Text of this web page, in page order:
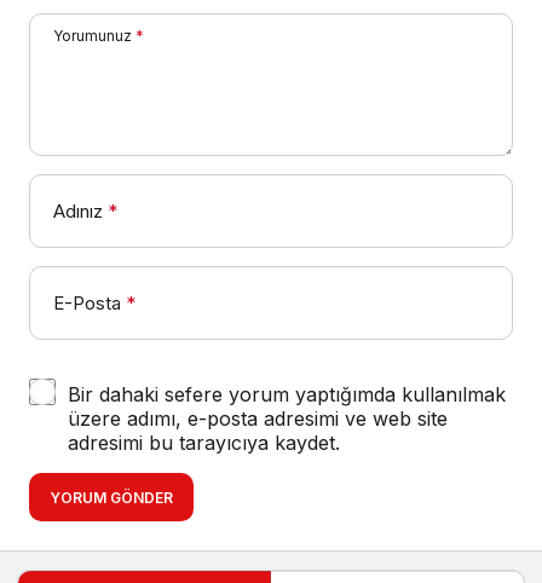
Yorumunuz *
Adınız *
E-Posta *
Bir dahaki sefere yorum yaptığımda kullanılmak
üzere adımı, e-posta adresimi ve web site
adresimi bu tarayıcıya kaydet.
YORUM GÖNDER